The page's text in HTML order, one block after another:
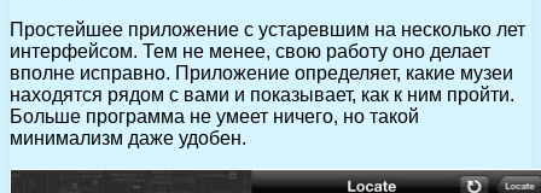
Простейшее приложение с устаревшим на несколько лет
интерфейсом. Тем не менее, свою работу оно делает
вполне исправно. Приложение определяет, какие музеи
находятся рядом с вами и показывает, как к ним пройти.
Больше программа не умеет ничего, но такой
минимализм даже удобен.